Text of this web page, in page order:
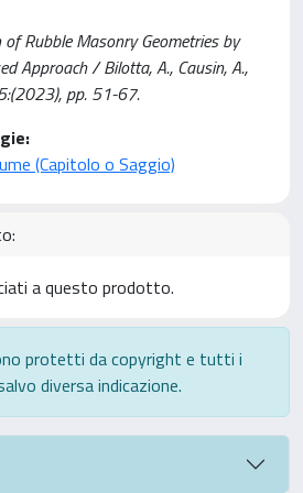
Rubble Masonry Geometries by
Approach / Bilotta, A., Causin, A.,
pp. 51-67.
(Capitolo o Saggio)
a questo prodotto.
protetti da copyright e tutti i
diversa indicazione.